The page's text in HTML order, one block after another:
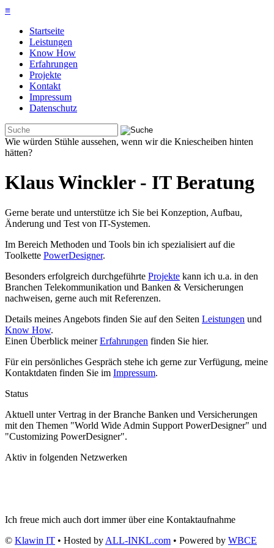
≡
Startseite
Leistungen
Know How
Erfahrungen
Projekte
Kontakt
Impressum
Datenschutz
Wie würden Stühle aussehen, wenn wir die Kniescheiben hinten
hätten?
Klaus Winckler - IT Beratung
Gerne berate und unterstütze ich Sie bei Konzeption, Aufbau,
Änderung und Test von IT-Systemen.
Im Bereich Methoden und Tools bin ich spezialisiert auf die
Toolkette PowerDesigner.
Besonders erfolgreich durchgeführte Projekte kann ich u.a. in den
Branchen Telekommunikation und Banken & Versicherungen
nachweisen, gerne auch mit Referenzen.
Details meines Angebots finden Sie auf den Seiten Leistungen und
Know How.
Einen Überblick meinerErfahrungen finden Sie hier.
Für ein persönliches Gespräch stehe ich gerne zur Verfügung, meine
Kontaktdaten finden Sie im Impressum.
Status
Aktuell unter Vertrag in der Branche Banken und Versicherungen
mit den Themen "World Wide Admin Support PowerDesigner" und
"Customizing PowerDesigner".
Aktiv in folgenden Netzwerken
Ich freue mich auch dort immer über eine Kontaktaufnahme
© Klawin IT • Hosted by ALL-INKL.com • Powered by WBCE